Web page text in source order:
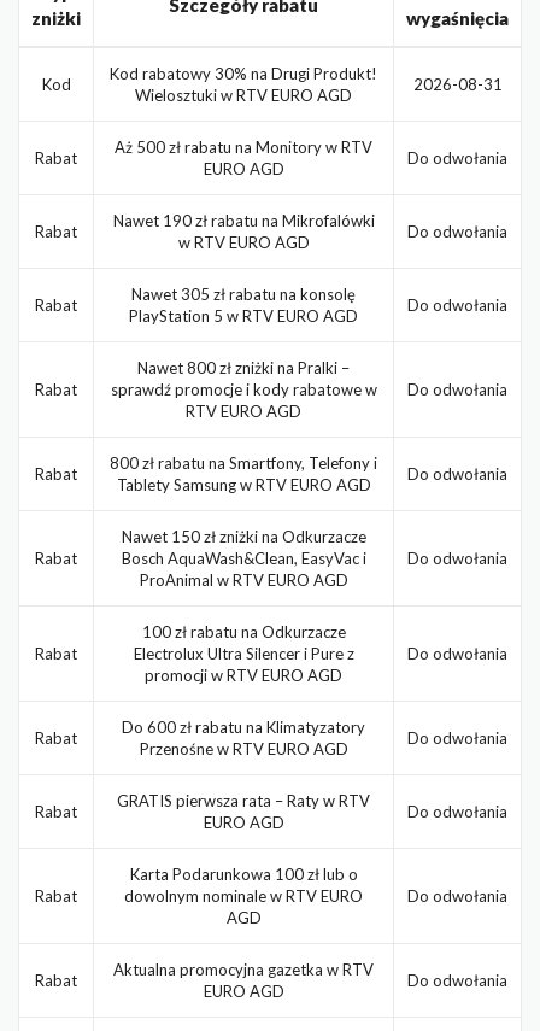
zniżki
Szczegóły rabatu
wygaśnięcia
Kod
Kod rabatowy 30% na Drugi Produkt!
Wielosztuki w RTV EURO AGD
2026-08-31
Rabat
Aż 500 zł rabatu na Monitory w RTV
EURO AGD
Do odwołania
Rabat
Nawet 190 zł rabatu na Mikrofalówki
w RTV EURO AGD
Do odwołania
Rabat
Nawet 305 zł rabatu na konsolę
PlayStation 5 w RTV EURO AGD
Do odwołania
Rabat
Nawet 800 zł zniżki na Pralki –
sprawdź promocje i kody rabatowe w
RTV EURO AGD
Do odwołania
Rabat
800 zł rabatu na Smartfony, Telefony i
Tablety Samsung w RTV EURO AGD
Do odwołania
Rabat
Nawet 150 zł zniżki na Odkurzacze
Bosch AquaWash&Clean, EasyVac i
ProAnimal w RTV EURO AGD
Do odwołania
Rabat
100 zł rabatu na Odkurzacze
Electrolux Ultra Silencer i Pure z
promocji w RTV EURO AGD
Do odwołania
Rabat
Do 600 zł rabatu na Klimatyzatory
Przenośne w RTV EURO AGD
Do odwołania
Rabat
GRATIS pierwsza rata – Raty w RTV
EURO AGD
Do odwołania
Rabat
Karta Podarunkowa 100 zł lub o
dowolnym nominale w RTV EURO
AGD
Do odwołania
Rabat
Aktualna promocyjna gazetka w RTV
EURO AGD
Do odwołania